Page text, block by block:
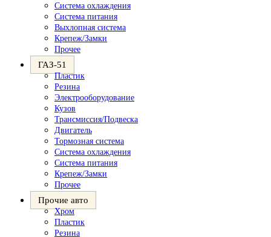
Система охлаждения
Система питания
Выхлопная система
Крепеж/Замки
Прочее
ГАЗ-51
Пластик
Резина
Электрооборудование
Кузов
Трансмиссия/Подвеска
Двигатель
Тормозная система
Система охлаждения
Система питания
Крепеж/Замки
Прочее
Прочие авто
Хром
Пластик
Резина